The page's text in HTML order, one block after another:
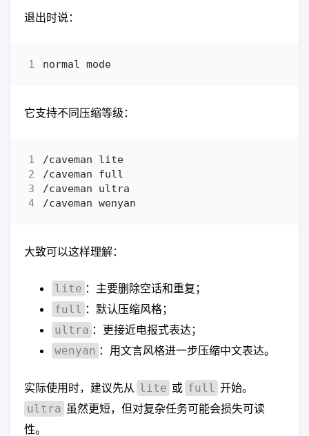
退出时说：
它支持不同压缩等级：
大致可以这样理解：
lite ：主要删除空话和重复；
full ：默认压缩风格；
ultra ：更接近电报式表达；
wenyan ：用文言风格进一步压缩中文表达。
实际使用时，建议先从 lite 或 full 开始。
ultra 虽然更短，但对复杂任务可能会损失可读
性。